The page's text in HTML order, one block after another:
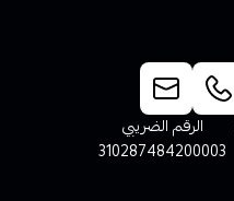
الرقم الضريبي
310287484200003